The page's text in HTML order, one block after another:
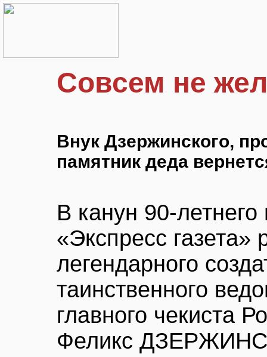
Совсем не
Внук Дзержинского,
памятник деда
В канун 90-
«Экспресс газета»
легендарного
таинственного
главного чекиста
Феликс